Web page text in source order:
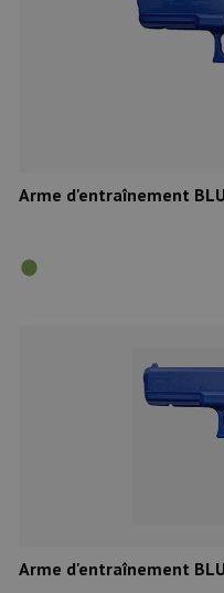
Arme d'entraînement
Arme d'entraînement